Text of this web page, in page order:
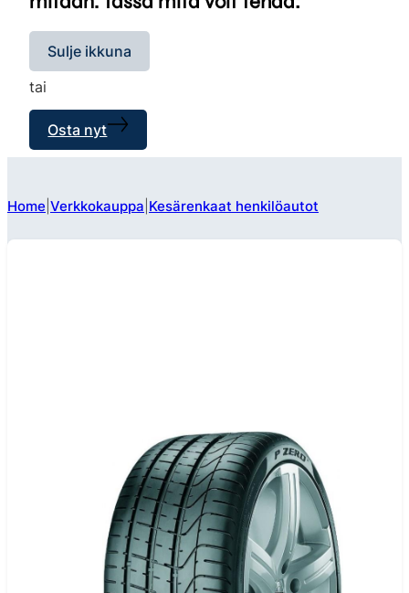
Sulje ikkuna
tai
Osta nyt
Home Verkkokauppa Kesärenkaat henkilöautot